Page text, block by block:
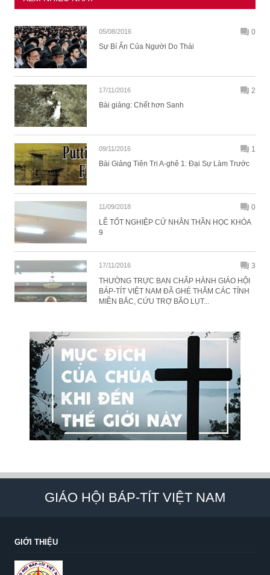
05/08/2016
0
Sự Bí Ẩn Của Người Do Thái
17/11/2016
2
Bài giảng: Chết hơn Sanh
09/11/2016
1
Bài Giảng Tiên Tri A-ghê 1: Đại Sự Làm Trước
11/09/2018
0
LỄ TỐT NGHIỆP CỬ NHÂN THẦN HỌC KHÓA
9
17/11/2016
3
THƯỜNG TRỰC BAN CHẤP HÀNH GIÁO HỘI
BÁP-TÍT VIỆT NAM ĐÃ GHÉ THĂM CÁC TỈNH
MIỀN BẮC, CỨU TRỢ BÃO LỤT...
GIÁO HỘI BÁP-TÍT VIỆT NAM
GIỚI THIỆU